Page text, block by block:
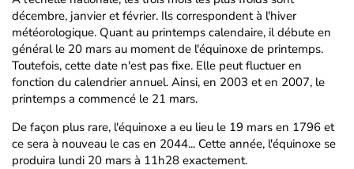
décembre, janvier et février. Ils correspondent à l'hiver
météorologique. Quant au printemps calendaire, il débute en
général le 20 mars au moment de l'équinoxe de printemps.
Toutefois, cette date n'est pas fixe. Elle peut fluctuer en
fonction du calendrier annuel. Ainsi, en 2003 et en 2007, le
printemps a commencé le 21 mars.
De façon plus rare, l'équinoxe a eu lieu le 19 mars en 1796 et
ce sera à nouveau le cas en 2044... Cette année, l'équinoxe se
produira lundi 20 mars à 11h28 exactement.